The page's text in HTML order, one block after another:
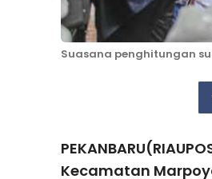
Suasana penghitungan
Kecamatan